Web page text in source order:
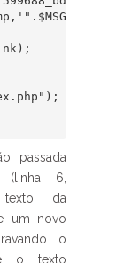
passada
(linha 6,
da
um novo
o
o texto